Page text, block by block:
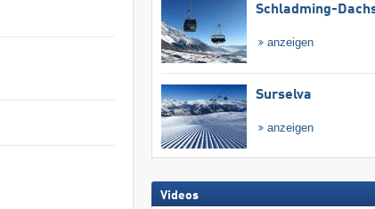
Schladming-
anzeigen
Surselva
anzeigen
Videos